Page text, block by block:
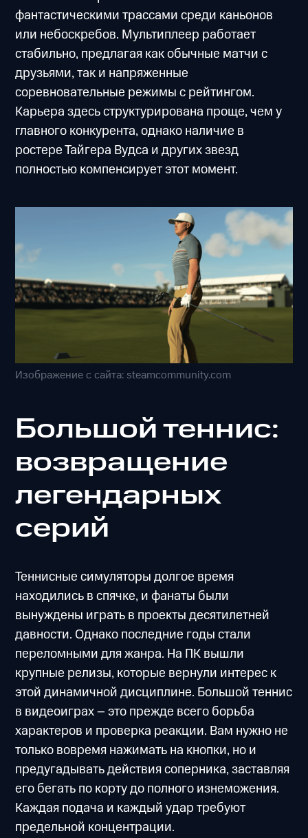
фантастическими трассами среди каньонов
или небоскребов. Мультиплеер работает
стабильно, предлагая как обычные матчи с
друзьями, так и напряженные
соревновательные режимы с рейтингом.
Карьера здесь структурирована проще, чем у
главного конкурента, однако наличие в
ростере Тайгера Вудса и других звезд
полностью компенсирует этот момент.
Изображение с сайта: steamcommunity.com
Большой теннис:
возвращение
легендарных
серий
Теннисные симуляторы долгое время
находились в спячке, и фанаты были
вынуждены играть в проекты десятилетней
давности. Однако последние годы стали
переломными для жанра. На ПК вышли
крупные релизы, которые вернули интерес к
этой динамичной дисциплине. Большой теннис
в видеоиграх – это прежде всего борьба
характеров и проверка реакции. Вам нужно не
только вовремя нажимать на кнопки, но и
предугадывать действия соперника, заставляя
его бегать по корту до полного изнеможения.
Каждая подача и каждый удар требуют
предельной концентрации.